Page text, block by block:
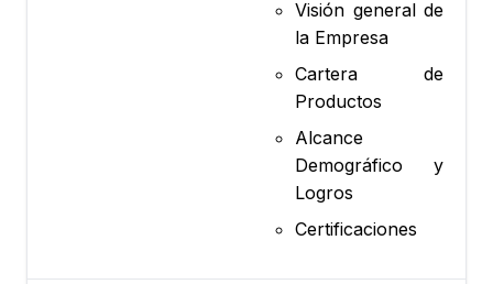
Visión general de
la Empresa
Cartera de
Productos
Alcance
Demográfico y
Logros
Certificaciones